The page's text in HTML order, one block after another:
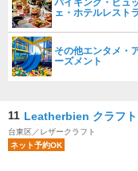
バイキング・ビュ
ェ・ホテルレスト
その他エンタメ・
ーズメント
11 Leatherbien クラフト
台東区／レザークラフト
ネット予約OK